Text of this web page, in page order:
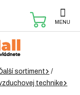
sortiment
/
technike